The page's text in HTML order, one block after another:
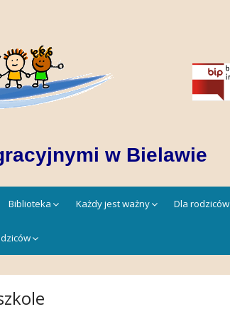
w Bielawie
Biblioteka Każdy jest ważny Dla rodziców